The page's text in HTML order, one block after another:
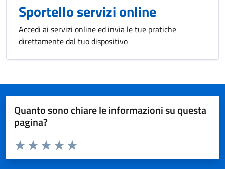
Sportello servizi online
Accedi ai servizi online ed invia le tue pratiche
direttamente dal tuo dispositivo
Quanto sono chiare le informazioni su questa
pagina?
Valuta da 1 a 5 stelle la pagina
Valuta 5 stelle su 5
Valuta 4 stelle su 5
Valuta 3 stelle su 5
Valuta 2 stelle su 5
Valuta 1 stelle su 5